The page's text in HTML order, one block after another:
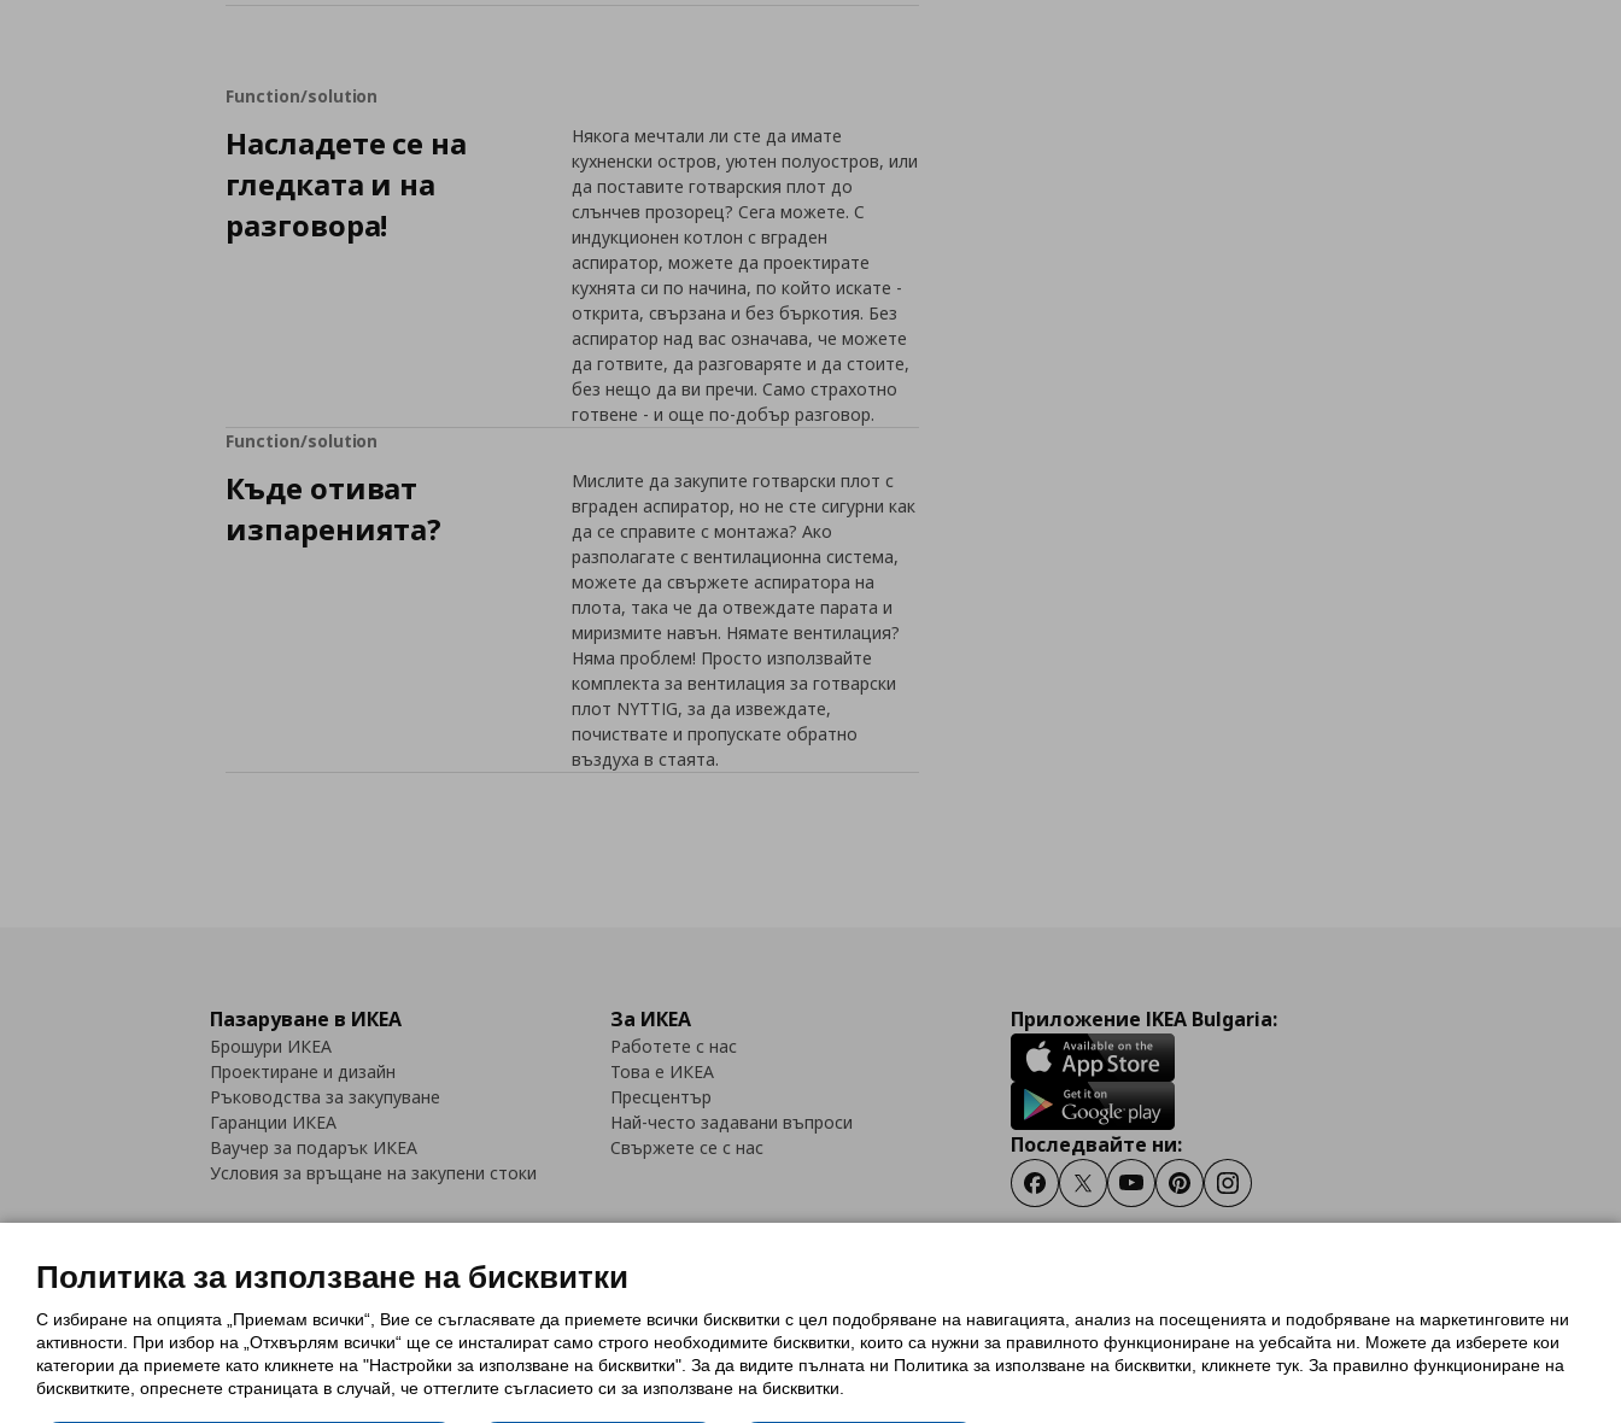
Function/solution
Насладете се на
гледката и на
разговора!
Някога мечтали ли сте да имате
кухненски остров, уютен полуостров, или
да поставите готварския плот до
слънчев прозорец? Сега можете. С
индукционен котлон с вграден
аспиратор, можете да проектирате
кухнята си по начина, по който искате -
открита, свързана и без бъркотия. Без
аспиратор над вас означава, че можете
да готвите, да разговаряте и да стоите,
без нещо да ви пречи. Само страхотно
готвене - и още по-добър разговор.
Function/solution
Къде отиват
изпаренията?
Мислите да закупите готварски плот с
вграден аспиратор, но не сте сигурни как
да се справите с монтажа? Ако
разполагате с вентилационна система,
можете да свържете аспиратора на
плота, така че да отвеждате парата и
миризмите навън. Нямате вентилация?
Няма проблем! Просто използвайте
комплекта за вентилация за готварски
плот NYTTIG, за да извеждате,
почиствате и пропускате обратно
въздуха в стаята.
Пазаруване в ИКЕА
Брошури ИКЕА
Проектиране и дизайн
Ръководства за закупуване
Гаранции ИКЕА
Ваучер за подарък ИКЕА
Условия за връщане на закупени стоки
За ИКЕА
Работете с нас
Това е ИКЕА
Пресцентър
Най-често задавани въпроси
Свържете се с нас
Приложение IKEA Bulgaria:
Последвайте ни:
FacebookTwitterYoutubePinterestInstagram
Политика за използване на бисквитки (Cookies)Избор на настройки за използване на бисквиткиУсловия за ползване на ikea.bg
Обща политика за личните данни
Политика за защита на личните данни на ikea.bg
Общи условия на програма IKEA Family
Политика за защита на лични данни на програма IKEA Family
Политика за използване на бисквитки
С избиране на опцията „Приемам всички“, Вие се съгласявате да приемете всички бисквитки с цел подобряване на навигацията, анализ на посещенията и подобряване на маркетинговите ни
активности. При избор на „Отхвърлям всички“ ще се инсталират само строго необходимитe бисквитки, които са нужни за правилното функциониране на уебсайта ни. Можете да изберете кои
категории да приемете като кликнете на "Настройки за използване на бисквитки". За да видите пълната ни Политика за използване на бисквитки, кликнете тук. За правилно функциониране на
бисквитките, опреснете страницата в случай, че оттеглите съгласието си за използване на бисквитки.